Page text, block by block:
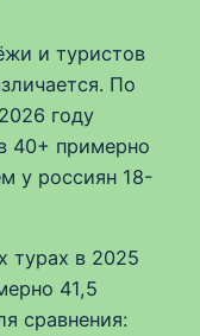
и туристов
По
году
40+ примерно
у россиян 18-
турах в 2025
41,5
сравнения: